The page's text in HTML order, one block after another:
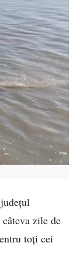
zile de
toți cei